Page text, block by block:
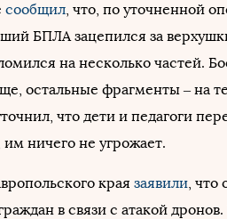
сообщил, что, по уточненной
БПЛА зацепился за
на несколько частей.
остальные фрагменты – на
что дети и педагоги
ничего не угрожает.
края заявили, что
в связи с атакой